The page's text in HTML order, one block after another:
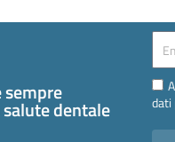
dentale
dati